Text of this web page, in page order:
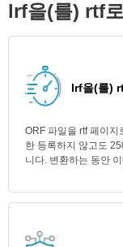
lrf을(를) rtf
lrf을(를)
ORF 파일을 rtf 페이지
한 등록하지 않고도
니다. 변환하는 동안